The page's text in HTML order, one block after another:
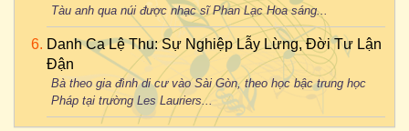
Tàu anh qua núi được nhạc sĩ Phan Lạc Hoa sáng...
Danh Ca Lệ Thu: Sự Nghiệp Lẫy Lừng, Đời Tư Lận
Đận
Bà theo gia đình di cư vào Sài Gòn, theo học bậc trung học
Pháp tại trường Les Lauriers...